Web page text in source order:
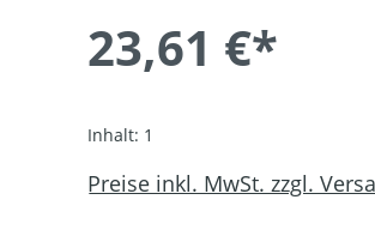
23,61 €*
Inhalt: 1
Preise inkl. MwSt. zzgl.